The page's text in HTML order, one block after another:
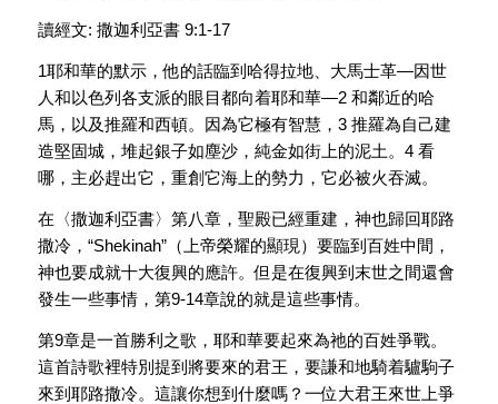
讀經文: 撒迦利亞書 9:1-17
1耶和華的默示，他的話臨到哈得拉地、大馬士革—因世
人和以色列各支派的眼目都向着耶和華—2 和鄰近的哈
馬，以及推羅和西頓。因為它極有智慧，3 推羅為自己建
造堅固城，堆起銀子如塵沙，純金如街上的泥土。4 看
哪，主必趕出它，重創它海上的勢力，它必被火吞滅。
在〈撒迦利亞書〉第八章，聖殿已經重建，神也歸回耶路
撒冷，“Shekinah”（上帝榮耀的顯現）要臨到百姓中間，
神也要成就十大復興的應許。但是在復興到末世之間還會
發生一些事情，第9-14章說的就是這些事情。
第9章是一首勝利之歌，耶和華要起來為祂的百姓爭戰。
這首詩歌裡特別提到將要來的君王，要謙和地騎着驢駒子
來到耶路撒冷。這讓你想到什麼嗎？一位大君王來世上爭